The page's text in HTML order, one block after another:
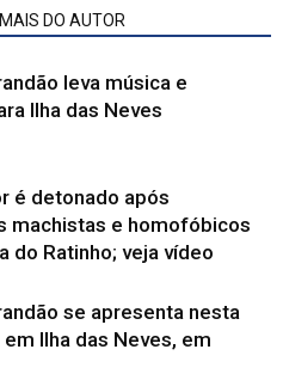
MAIS DO AUTOR
leva música e
Ilha das Neves
é detonado após
machistas e homofóbicos
do Ratinho; veja vídeo
se apresenta nesta
Ilha das Neves, em